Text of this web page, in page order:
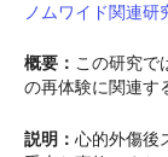
ノムワイド関連研
概要： この研究で
の再体験に関連す
説明： 心的外傷後